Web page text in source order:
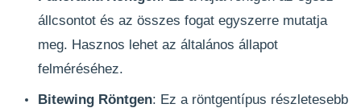
állcsontot és az összes fogat egyszerre mutatja
meg. Hasznos lehet az általános állapot
felméréséhez.
Bitewing Röntgen: Ez a röntgentípus részletesebb